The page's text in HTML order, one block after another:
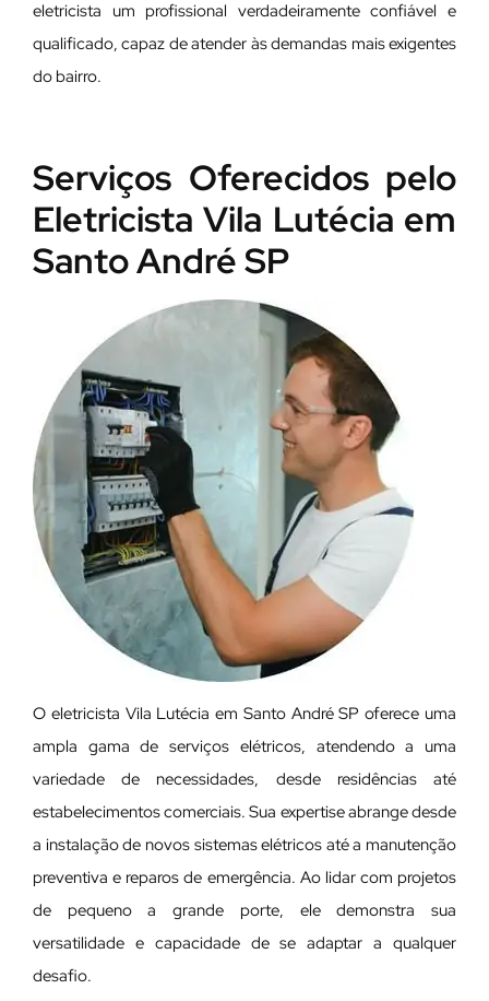
eletricista um profissional verdadeiramente confiável e
qualificado, capaz de atender às demandas mais exigentes
do bairro.
Serviços Oferecidos pelo
Eletricista Vila Lutécia em
Santo André SP
O eletricista Vila Lutécia em Santo André SP oferece uma
ampla gama de serviços elétricos, atendendo a uma
variedade de necessidades, desde residências até
estabelecimentos comerciais. Sua expertise abrange desde
a instalação de novos sistemas elétricos até a manutenção
preventiva e reparos de emergência. Ao lidar com projetos
de pequeno a grande porte, ele demonstra sua
versatilidade e capacidade de se adaptar a qualquer
desafio.